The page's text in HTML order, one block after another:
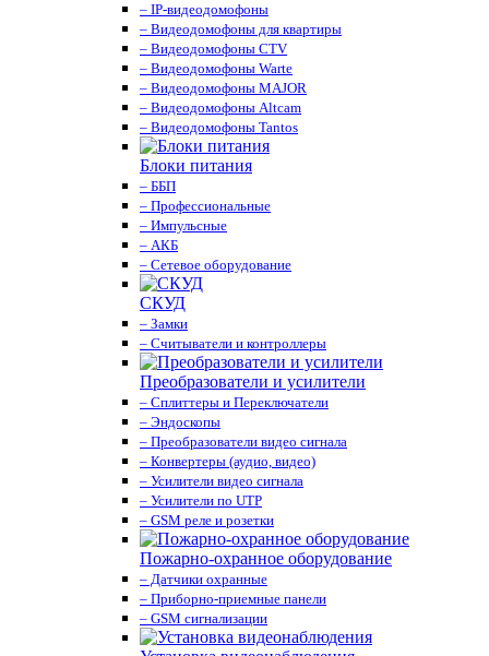
– IP-видеодомофоны
– Видеодомофоны для квартиры
– Видеодомофоны CTV
– Видеодомофоны Warte
– Видеодомофоны MAJOR
– Видеодомофоны Altcam
– Видеодомофоны Tantos
Блоки питания
– ББП
– Профессиональные
– Импульсные
– АКБ
– Сетевое оборудование
СКУД
– Замки
– Считыватели и контроллеры
Преобразователи и усилители
– Сплиттеры и Переключатели
– Эндоскопы
– Преобразователи видео сигнала
– Конвертеры (аудио, видео)
– Усилители видео сигнала
– Усилители по UTP
– GSM реле и розетки
Пожарно-охранное оборудование
– Датчики охранные
– Приборно-приемные панели
– GSM сигнализации